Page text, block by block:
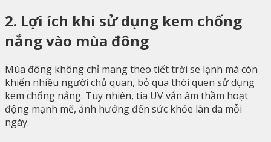
2. Lợi ích khi sử dụng kem chống
nắng vào mùa đông
Mùa đông không chỉ mang theo tiết trời se lạnh mà còn
khiến nhiều người chủ quan, bỏ qua thói quen sử dụng
kem chống nắng. Tuy nhiên, tia UV vẫn âm thầm hoạt
động mạnh mẽ, ảnh hưởng đến sức khỏe làn da mỗi
ngày.